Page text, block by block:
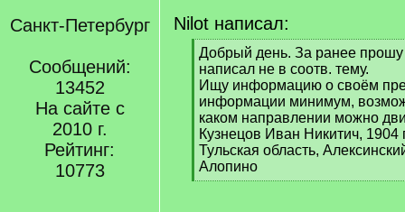
Санкт-Петербург
Сообщений:
13452
На сайте с
2010 г.
Рейтинг:
10773
Nilot написал:
[
q
]
Добрый день. За ранее
написал не в соотв. тему.
Ищу информацию о своём
информации минимум,
каком направлении можно
Кузнецов Иван Никитич, 1904
Тульская область,
Алопино
[